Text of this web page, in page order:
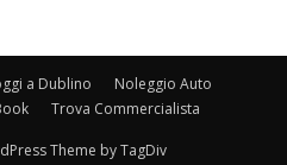
a Dublino
Noleggio Auto
Trova Commercialista
Theme by TagDiv